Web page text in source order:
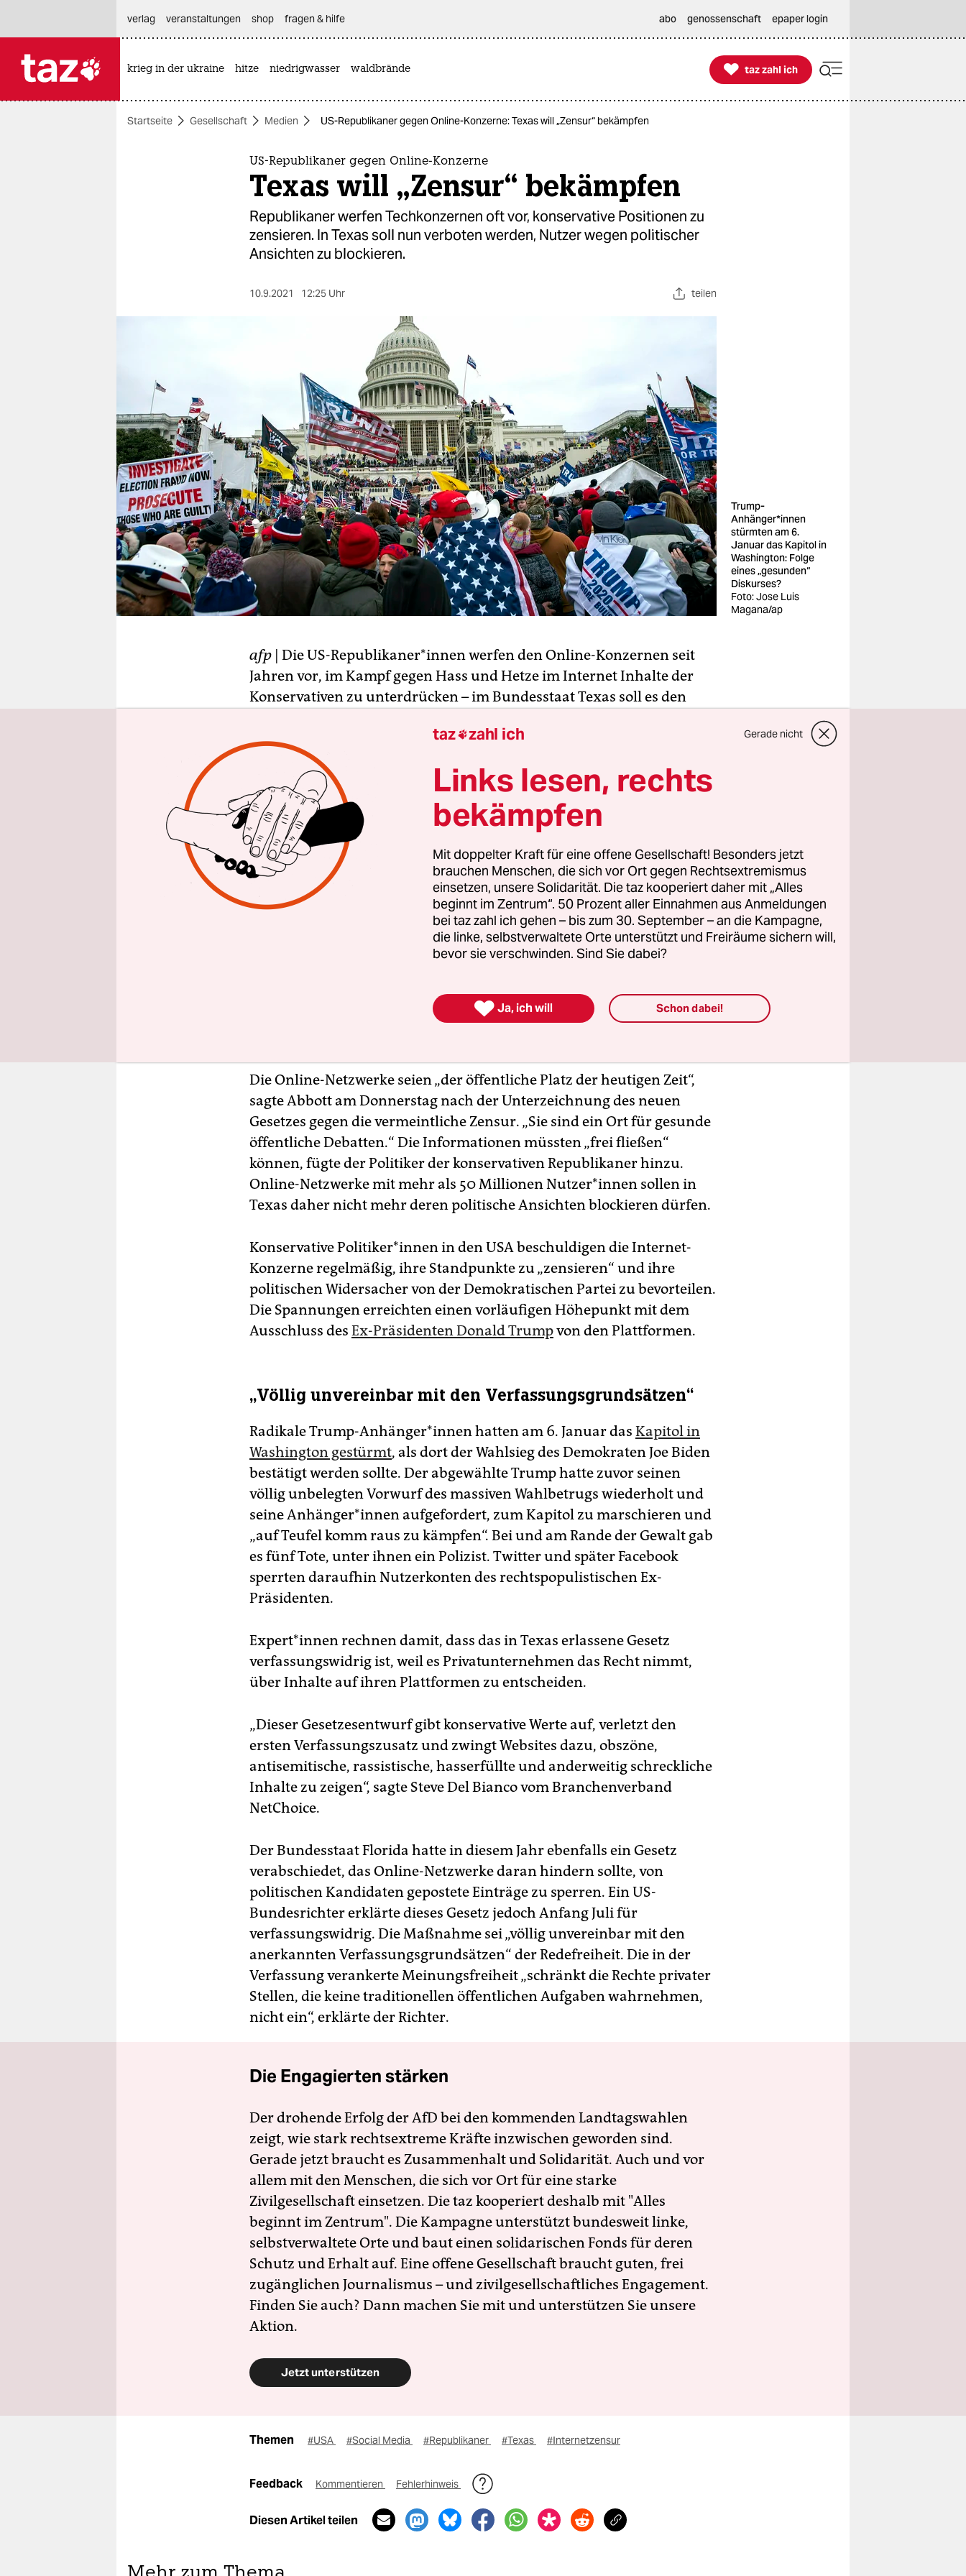
themen
wahrheit
verlag
verlag
veranstaltungen
shop
fragen & hilfe
unterstützen
abo
genossenschaft
verlag
veranstaltungen shop fragen & hilfe abo genossenschaft epaper login
krieg in der ukraine hitze niedrigwasser waldbrände 
taz zahl ich
taz zahl ich
Startseite Gesellschaft Medien US-Republikaner gegen Online-Konzerne: Texas will „Zensur“ bekämpfen
US-Republikaner gegen Online-Konzerne
Texas will „Zensur“ bekämpfen
Republikaner werfen Techkonzernen oft vor, konservative Positionen zu
zensieren. In Texas soll nun verboten werden, Nutzer wegen politischer
Ansichten zu blockieren.
10.9.2021 12:25 Uhr teilen
Trump-
Anhänger*innen
stürmten am 6.
Januar das Kapitol in
Washington: Folge
eines „gesunden“
Diskurses?
Foto: Jose Luis
Magana/ap
afp | Die US-Republikaner*innen werfen den Online-Konzernen seit
Jahren vor, im Kampf gegen Hass und Hetze im Internet Inhalte der
Konservativen zu unterdrücken – im Bundesstaat Texas soll es den
ihrer politischen Ansichten zu blockieren. Es gebe eine gefährliche
Tendenz bei Unternehmen wie Facebook und Twitter, „konservative
Ansichten und Ideen zu unterdrücken“, sagte Gouverneur Greg Abbott.
Die Online-Netzwerke seien „der öffentliche Platz der heutigen Zeit“,
sagte Abbott am Donnerstag nach der Unterzeichnung des neuen
Gesetzes gegen die vermeintliche Zensur. „Sie sind ein Ort für gesunde
öffentliche Debatten.“ Die Informationen müssten „frei fließen“
können, fügte der Politiker der konservativen Republikaner hinzu.
Online-Netzwerke mit mehr als 50 Millionen Nut­ze­r*in­nen sollen in
Texas daher nicht mehr deren politische Ansichten blockieren dürfen.
Konservative Po­li­ti­ke­r*in­nen in den USA beschuldigen die Internet-
Konzerne regelmäßig, ihre Standpunkte zu „zensieren“ und ihre
politischen Widersacher von der Demokratischen Partei zu bevorteilen.
Die Spannungen erreichten einen vorläufigen Höhepunkt mit dem
Ausschluss des Ex-Präsidenten Donald Trumpvon den Plattformen.
„Völlig unvereinbar mit den Verfassungsgrundsätzen“
Radikale Trump-Anhänger*innen hatten am 6. Januar das Kapitol in
Washington gestürmt, als dort der Wahlsieg des Demokraten Joe Biden
bestätigt werden sollte. Der abgewählte Trump hatte zuvor seinen
völlig unbelegten Vorwurf des massiven Wahlbetrugs wiederholt und
seine An­hän­ge­r*in­nen aufgefordert, zum Kapitol zu marschieren und
„auf Teufel komm raus zu kämpfen“. Bei und am Rande der Gewalt gab
es fünf Tote, unter ihnen ein Polizist. Twitter und später Facebook
sperrten daraufhin Nutzerkonten des rechtspopulistischen Ex-
Präsidenten.
Ex­per­t*in­nen rechnen damit, dass das in Texas erlassene Gesetz
verfassungswidrig ist, weil es Privatunternehmen das Recht nimmt,
über Inhalte auf ihren Plattformen zu entscheiden.
„Dieser Gesetzesentwurf gibt konservative Werte auf, verletzt den
ersten Verfassungszusatz und zwingt Websites dazu, obszöne,
antisemitische, rassistische, hasserfüllte und anderweitig schreckliche
Inhalte zu zeigen“, sagte Steve Del Bianco vom Branchenverband
NetChoice.
Der Bundesstaat Florida hatte in diesem Jahr ebenfalls ein Gesetz
verabschiedet, das Online-Netzwerke daran hindern sollte, von
politischen Kandidaten gepostete Einträge zu sperren. Ein US-
Bundesrichter erklärte dieses Gesetz jedoch Anfang Juli für
verfassungswidrig. Die Maßnahme sei „völlig unvereinbar mit den
anerkannten Verfassungsgrundsätzen“ der Redefreiheit. Die in der
Verfassung verankerte Meinungsfreiheit „schränkt die Rechte privater
Stellen, die keine traditionellen öffentlichen Aufgaben wahrnehmen,
nicht ein“, erklärte der Richter.
Die Engagierten stärken
Der drohende Erfolg der AfD bei den kommenden Landtagswahlen
zeigt, wie stark rechtsextreme Kräfte inzwischen geworden sind.
Gerade jetzt braucht es Zusammenhalt und Solidarität. Auch und vor
allem mit den Menschen, die sich vor Ort für eine starke
Zivilgesellschaft einsetzen. Die taz kooperiert deshalb mit "Alles
beginnt im Zentrum". Die Kampagne unterstützt bundesweit linke,
selbstverwaltete Orte und baut einen solidarischen Fonds für deren
Schutz und Erhalt auf. Eine offene Gesellschaft braucht guten, frei
zugänglichen Journalismus – und zivilgesellschaftliches Engagement.
Finden Sie auch? Dann machen Sie mit und unterstützen Sie unsere
Aktion.
Jetzt unterstützen
Themen #USA #Social Media #Republikaner #Texas #Internetzensur
Feedback Kommentieren Fehlerhinweis
Diesen Artikel teilen
taz zahl ich Gerade nicht
Links lesen, rechts
bekämpfen
Mit doppelter Kraft für eine offene Gesellschaft! Besonders jetzt
brauchen Menschen, die sich vor Ort gegen Rechtsextremismus
einsetzen, unsere Solidarität. Die taz kooperiert daher mit „Alles
beginnt im Zentrum“. 50 Prozent aller Einnahmen aus Anmeldungen
bei taz zahl ich gehen – bis zum 30. September – an die Kampagne,
die linke, selbstverwaltete Orte unterstützt und Freiräume sichern will,
bevor sie verschwinden. Sind Sie dabei?
 Ja, ich will Schon dabei!